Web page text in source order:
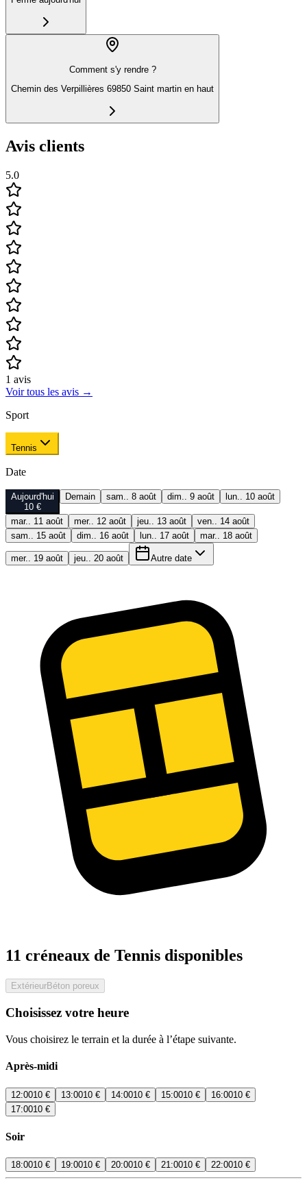
Comment s'y rendre ?
Chemin des Verpillières 69850 Saint martin en haut
Avis clients
5.0
1 avis
Voir tous les avis →
Sport
Tennis
Date
Aujourd'hui
10 €
Demain sam.. 8 août dim.. 9 août lun.. 10 août
mar.. 11 août mer.. 12 août jeu.. 13 août
ven.. 14 août
sam.. 15 août
dim.. 16 août lun.. 17 août mar.. 18 août
mer.. 19 août jeu.. 20 août Autre date
11 créneaux de Tennis disponibles
ExtérieurBéton poreux
Choisissez votre heure
Vous choisirez le terrain et la durée à l’étape suivante.
Après-midi
12:0010 € 13:0010 € 14:0010 € 15:0010 € 16:0010 €
17:0010 €
Soir
18:0010 € 19:0010 € 20:0010 € 21:0010 € 22:0010 €